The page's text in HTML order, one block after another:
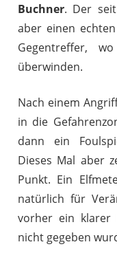
Buchner. Der
aber einen
Gegentreffer,
überwinden.
Nach einem
in die
dann ein
Dieses Mal aber
Punkt. Ein
natürlich für
vorher ein klarer
nicht gegeben